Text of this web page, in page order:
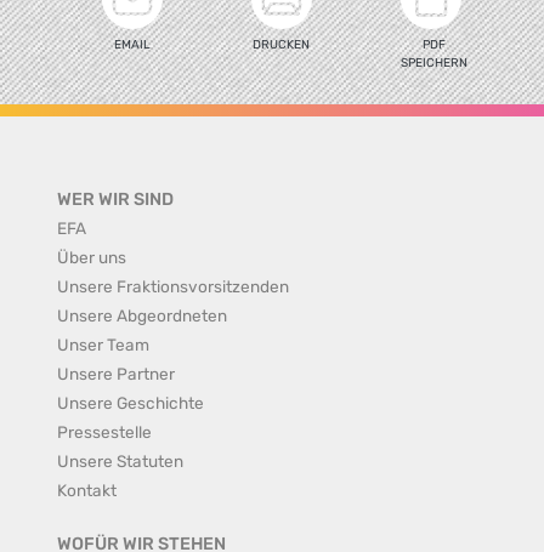
EMAIL DRUCKEN
PDF
SPEICHERN
WER WIR SIND
EFA
Über uns
Unsere Fraktionsvorsitzenden
Unsere Abgeordneten
Unser Team
Unsere Partner
Unsere Geschichte
Pressestelle
Unsere Statuten
Kontakt
WOFÜR WIR STEHEN